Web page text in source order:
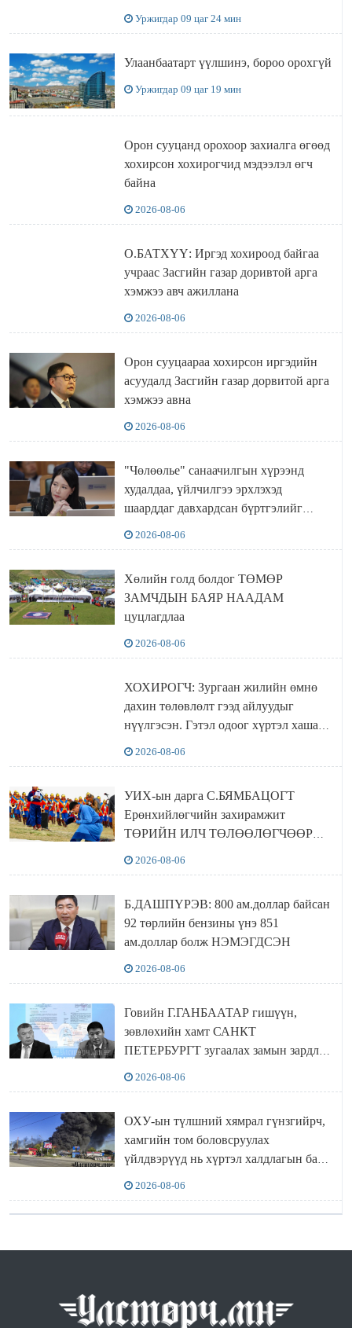
Уржигдар 09 цаг 24 мин
Улаанбаатарт үүлшинэ, бороо орохгүй
Уржигдар 09 цаг 19 мин
Орон сууцанд орохоор захиалга өгөөд
хохирсон хохирогчид мэдээлэл өгч
байна
2026-08-06
О.БАТХҮҮ: Иргэд хохироод байгаа
учраас Засгийн газар доривтой арга
хэмжээ авч ажиллана
2026-08-06
Орон сууцаараа хохирсон иргэдийн
асуудалд Засгийн газар дорвитой арга
хэмжээ авна
2026-08-06
"Чөлөөлье" санаачилгын хүрээнд
худалдаа, үйлчилгээ эрхлэхэд
шаарддаг давхардсан бүртгэлийг
2026-08-06
Хөлийн голд болдог ТӨМӨР
ЗАМЧДЫН БАЯР НААДАМ
цуцлагдлаа
2026-08-06
ХОХИРОГЧ: Зургаан жилийн өмнө
дахин төлөвлөлт гээд айлуудыг
нүүлгэсэн. Гэтэл одоог хүртэл хашаа
2026-08-06
УИХ-ын дарга С.БЯМБАЦОГТ
Ерөнхийлөгчийн захирамжит
ТӨРИЙН ИЛЧ ТӨЛӨӨЛӨГЧӨӨР
2026-08-06
Б.ДАШПҮРЭВ: 800 ам.доллар байсан
92 төрлийн бензины үнэ 851
ам.доллар болж НЭМЭГДСЭН
2026-08-06
Говийн Г.ГАНБААТАР гишүүн,
зөвлөхийн хамт САНКТ
ПЕТЕРБУРГТ зугаалах замын зардлаа
2026-08-06
ОХУ-ын түлшний хямрал гүнзгийрч,
хамгийн том боловсруулах
үйлдвэрүүд нь хүртэл халдлагын бай
2026-08-06